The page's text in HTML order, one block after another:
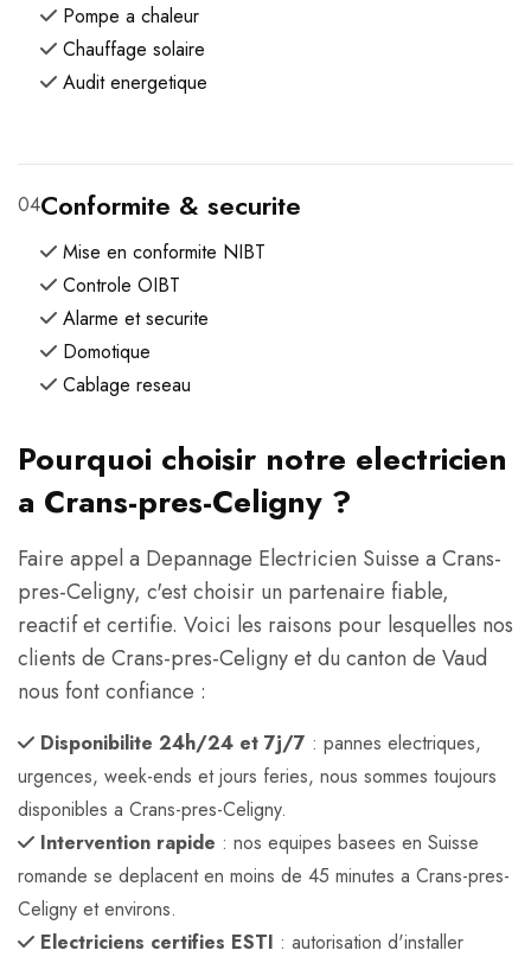
Pompe a chaleur
Chauffage solaire
Audit energetique
04Conformite & securite
Mise en conformite NIBT
Controle OIBT
Alarme et securite
Domotique
Cablage reseau
Pourquoi choisir notre electricien
a Crans-pres-Celigny ?
Faire appel a Depannage Electricien Suisse a Crans-
pres-Celigny, c'est choisir un partenaire fiable,
reactif et certifie. Voici les raisons pour lesquelles nos
clients de Crans-pres-Celigny et du canton de Vaud
nous font confiance :
Disponibilite 24h/24 et 7j/7 : pannes electriques,
urgences, week-ends et jours feries, nous sommes toujours
disponibles a Crans-pres-Celigny.
Intervention rapide : nos equipes basees en Suisse
romande se deplacent en moins de 45 minutes a Crans-pres-
Celigny et environs.
Electriciens certifies ESTI : autorisation d'installer